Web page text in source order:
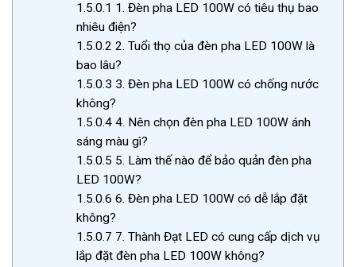
1.5.0.1 1. Đèn pha LED 100W có tiêu thụ bao
nhiêu điện?
1.5.0.2 2. Tuổi thọ của đèn pha LED 100W là
bao lâu?
1.5.0.3 3. Đèn pha LED 100W có chống nước
không?
1.5.0.44. Nên chọn đèn pha LED 100W ánh
sáng màu gì?
1.5.0.5 5. Làm thế nào để bảo quản đèn pha
LED 100W?
1.5.0.6 6. Đèn pha LED 100W có dễ lắp đặt
không?
1.5.0.7 7. Thành Đạt LED có cung cấp dịch vụ
lắp đặt đèn pha LED 100W không?